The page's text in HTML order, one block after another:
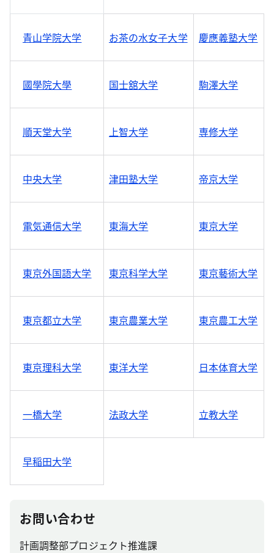
青山学院大学 お茶の水女子大学 慶應義塾大学
國學院大學 国士舘大学 駒澤大学
順天堂大学 上智大学 専修大学
中央大学 津田塾大学 帝京大学
電気通信大学 東海大学 東京大学
東京外国語大学 東京科学大学 東京藝術大学
東京都立大学 東京農業大学 東京農工大学
東京理科大学 東洋大学 日本体育大学
一橋大学 法政大学 立教大学
早稲田大学
お問い合わせ
計画調整部プロジェクト推進課